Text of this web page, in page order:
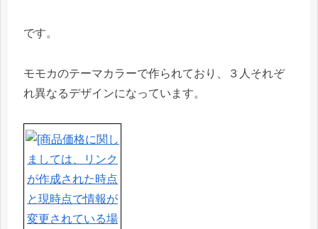
です。
モモカのテーマカラーで作られており、３人それぞ
れ異なるデザインになっています。